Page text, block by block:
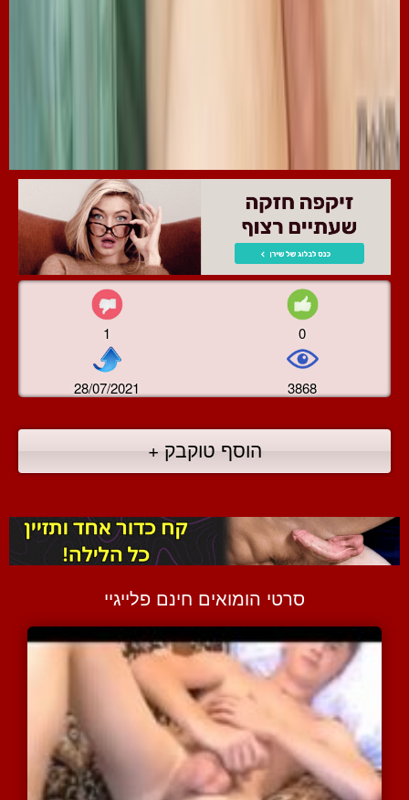
1 0
28/07/2021 3868
הוסף טוקבק +
סרטי הומואים חינם פלייגיי